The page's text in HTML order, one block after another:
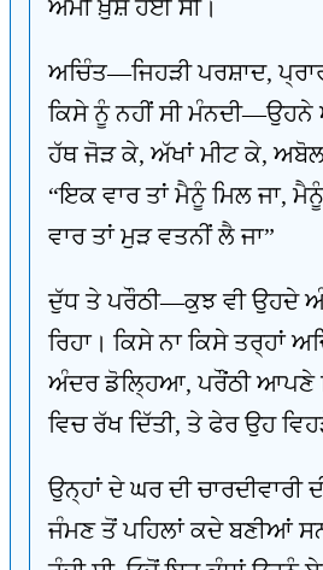
ਅੰਮੀ ਖ਼ੁਸ਼ ਹੋਈ ਸੀ।
ਅਚਿੰਤ—ਜਿਹੜੀ ਪਰਸ਼ਾਦ,
ਕਿਸੇ ਨੂੰ ਨਹੀਂ ਸੀ
ਹੱਥ ਜੋੜ ਕੇ, ਅੱਖਾਂ ਮੀਟ ਕੇ, ਅਬੋਲ
“ਇਕ ਵਾਰ ਤਾਂ ਮੈਨੂੰ ਮਿਲ ਜਾ,
ਵਾਰ ਤਾਂ ਮੁੜ ਵਤਨੀਂ ਲੈ ਜਾ”
ਦੁੱਧ ਤੇ ਪਰੌਠੀ—ਕੁਝ ਵੀ ਉਹਦੇ
ਰਿਹਾ। ਕਿਸੇ ਨਾ ਕਿਸੇ ਤਰ੍ਹਾਂ
ਅੰਦਰ ਡੋਲ੍ਹਿਆ, ਪਰੌਂਠੀ ਆਪਣੇ
ਵਿਚ ਰੱਖ ਦਿੱਤੀ, ਤੇ ਫੇਰ ਉਹ
ਉਨ੍ਹਾਂ ਦੇ ਘਰ ਦੀ
ਜੰਮਣ ਤੋਂ ਪਹਿਲਾਂ ਕਦੇ ਬਣੀਆਂ